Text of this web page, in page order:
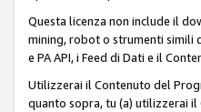
Questa licenza non include il
mining, robot o strumenti simili
e PA API, i Feed di Dati e il
Utilizzerai il Contenuto del
quanto sopra, tu (a) utilizzerai